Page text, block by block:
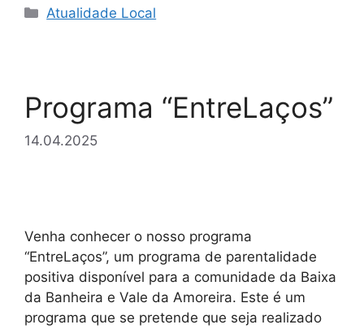
Categorias
Atualidade Local
Programa “EntreLaços”
14.04.2025
Venha conhecer o nosso programa
“EntreLaços”, um programa de parentalidade
positiva disponível para a comunidade da Baixa
da Banheira e Vale da Amoreira. Este é um
programa que se pretende que seja realizado